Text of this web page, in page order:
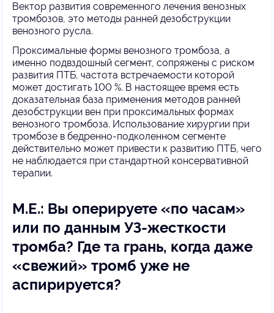
Вектор развития современного лечения венозных
тромбозов, это методы ранней дезобструкции
венозного русла.
Проксимальные формы венозного тромбоза, а
именно подвздошный сегмент, сопряжены с риском
развития ПТБ, частота встречаемости которой
может достигать 100 %. В настоящее время есть
доказательная база применения методов ранней
дезобструкции вен при проксимальных формах
венозного тромбоза. Использование хирургии при
тромбозе в бедренно-подколенном сегменте
действительно может привести к развитию ПТБ, чего
не наблюдается при стандартной консервативной
терапии.
М.Е.: Вы оперируете «по часам»
или по данным УЗ-жесткости
тромба? Где та грань, когда даже
«свежий» тромб уже не
аспирируется?